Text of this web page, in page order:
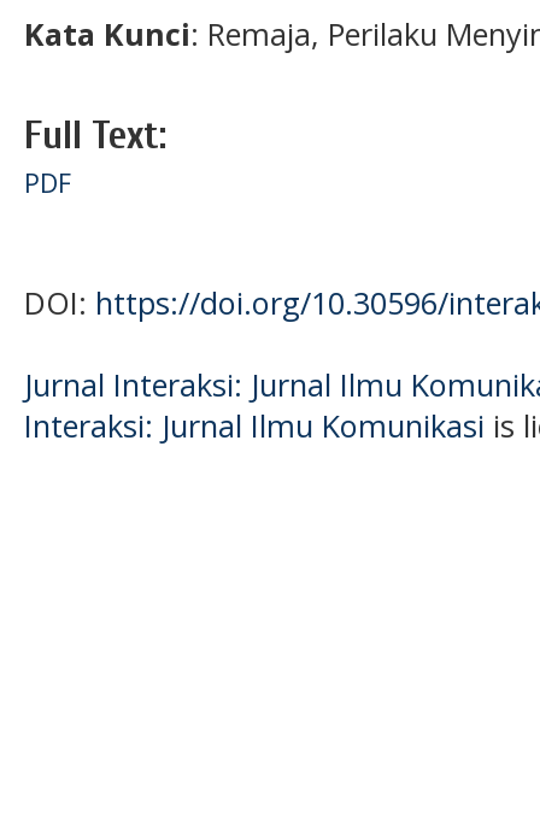
Kata Kunci: Remaja, Perilaku
Full Text:
PDF
DOI: https://doi.org/10.30596/
Jurnal Interaksi: Jurnal Ilmu
Interaksi: Jurnal Ilmu Komunikasi is